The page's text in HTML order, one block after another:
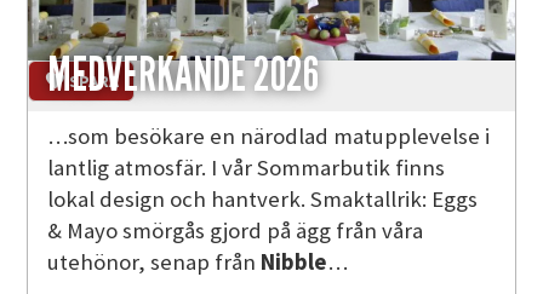
MEDVERKANDE 2026
SPARA
…som besökare en närodlad matupplevelse i
lantlig atmosfär. I vår Sommarbutik finns
lokal design och hantverk. Smaktallrik: Eggs
& Mayo smörgås gjord på ägg från våra
utehönor, senap från Nibble…